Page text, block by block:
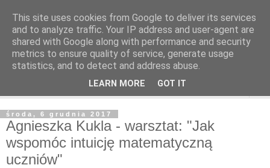
środa, 6 grudnia 2017
Agnieszka Kukla - warsztat: "Jak
wspomóc intuicję matematyczną
uczniów"
This site uses cookies from Google to deliver its services
and to analyze traffic. Your IP address and user-agent are
shared with Google along with performance and security
metrics to ensure quality of service, generate usage
statistics, and to detect and address abuse.
LEARN MORE GOT IT